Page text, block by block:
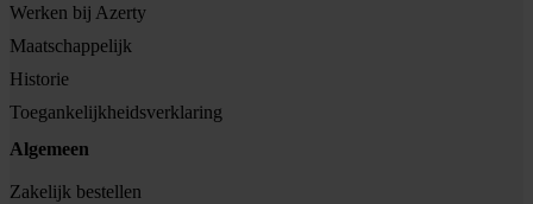
Werken bij Azerty
Maatschappelijk
Historie
Toegankelijkheidsverklaring
Algemeen
Zakelijk bestellen